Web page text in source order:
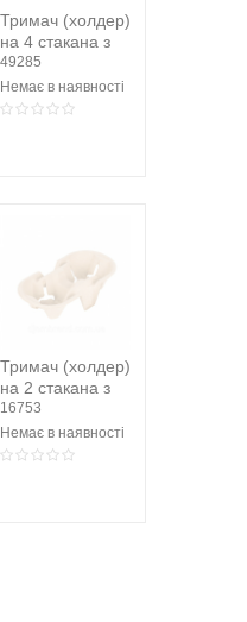
Тримач (холдер)
на 4 стакана з
макулатури
натурні
49285
Немає в наявності
Тримач (холдер)
на 2 стакана з
макулатури
16753
Немає в наявності